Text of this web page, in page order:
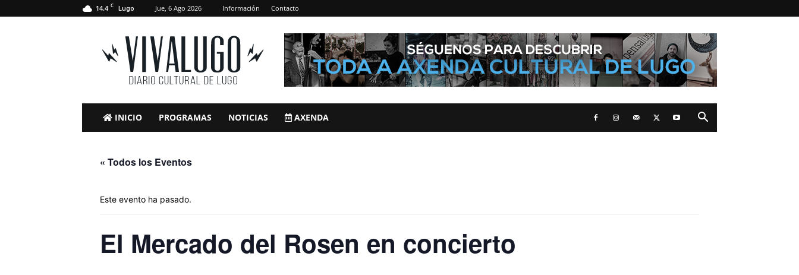
14.4 C Lugo Jue, 6 Ago 2026 Información Contacto
VivaLugo
INICIO PROGRAMAS NOTICIAS AXENDA
« Todos los Eventos
Este evento ha pasado.
El Mercado del Rosen en concierto